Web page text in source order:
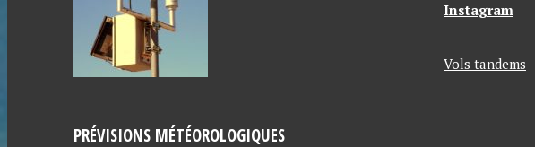
PRÉVISIONS MÉTÉOROLOGIQUES
Instagram
Vols tandems